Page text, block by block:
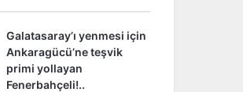
Galatasaray’ı yenmesi için
Ankaragücü’ne teşvik
primi yollayan
Fenerbahçeli!..